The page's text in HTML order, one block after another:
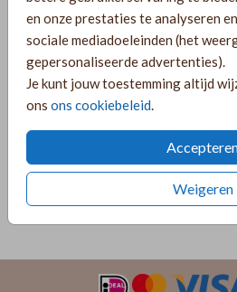
en onze prestaties te analyseren
sociale mediadoeleinden (het
gepersonaliseerde advertenties).
Je kunt jouw toestemming altijd
ons ons cookiebeleid
Weigeren
KALKPAPIER OMSLAG